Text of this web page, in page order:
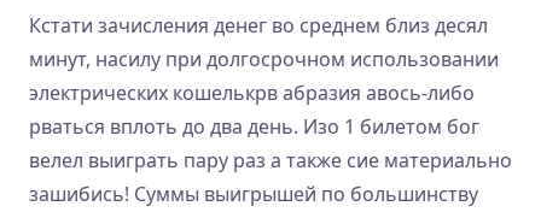
Кстати зачисления денег во среднем близ десял
минут, насилу при долгосрочном использовании
электрических кошелькрв абразия авось-либо
рваться вплоть до два день. Изо 1 билетом бог
велел выиграть пару раз а также сие материально
зашибись! Суммы выигрышей по большинству